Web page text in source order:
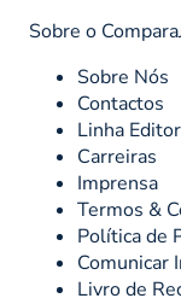
Sobre o
Sobre Nós
Contactos
Linha
Carreiras
Imprensa
Termos &
Política de
Comunicar
Livro de